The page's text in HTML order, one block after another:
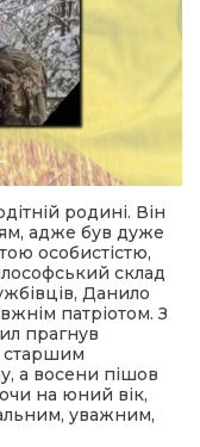
родині. Він
адже був дуже
особистістю,
склад
Данило
патріотом. З
прагнув
старшим
а восени пішов
на юний вік,
уважним,